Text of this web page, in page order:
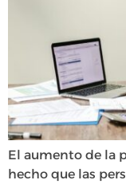
El aumento de la
hecho que las